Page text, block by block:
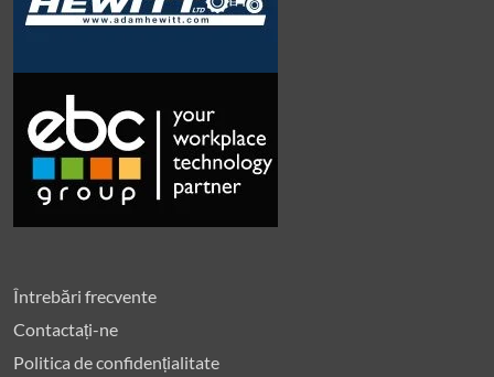
Întrebări frecvente
Contactați-ne
Politica de confidențialitate